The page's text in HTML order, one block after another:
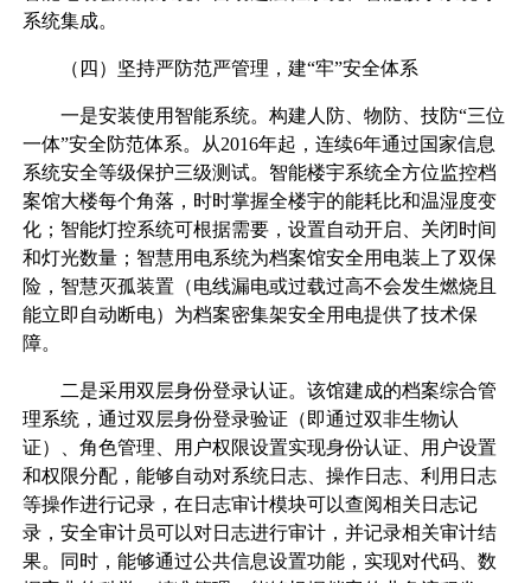
系统集成。
（四）坚持严防范严管理，建“牢”安全体系
一是安装使用智能系统。构建人防、物防、技防“三位
一体”安全防范体系。从2016年起，连续6年通过国家信息
系统安全等级保护三级测试。智能楼宇系统全方位监控档
案馆大楼每个角落，时时掌握全楼宇的能耗比和温湿度变
化；智能灯控系统可根据需要，设置自动开启、关闭时间
和灯光数量；智慧用电系统为档案馆安全用电装上了双保
险，智慧灭孤装置（电线漏电或过载过高不会发生燃烧且
能立即自动断电）为档案密集架安全用电提供了技术保
障。
二是采用双层身份登录认证。该馆建成的档案综合管
理系统，通过双层身份登录验证（即通过双非生物认
证）、角色管理、用户权限设置实现身份认证、用户设置
和权限分配，能够自动对系统日志、操作日志、利用日志
等操作进行记录，在日志审计模块可以查阅相关日志记
录，安全审计员可以对日志进行审计，并记录相关审计结
果。同时，能够通过公共信息设置功能，实现对代码、数